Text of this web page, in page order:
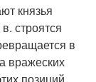
князья
строятся
в
вражеских
позиций